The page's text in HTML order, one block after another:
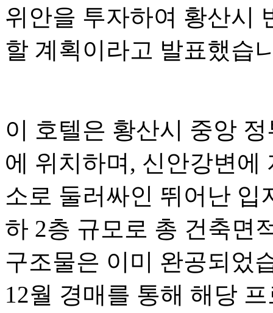
위안을 투자하여 황산시
할 계획이라고 발표했습
이 호텔은 황산시 중앙
에 위치하며, 신안강변에
소로 둘러싸인 뛰어난 입
하 2층 규모로 총 건축면
구조물은 이미 완공되었
12월 경매를 통해 해당